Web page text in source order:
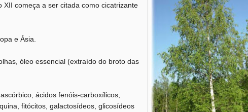
XII começa a ser citada como cicatrizante
e Ásia.
óleo essencial (extraído do broto das
ácidos fenóis-carboxílicos,
fitócitos, galactosídeos, glicosídeos